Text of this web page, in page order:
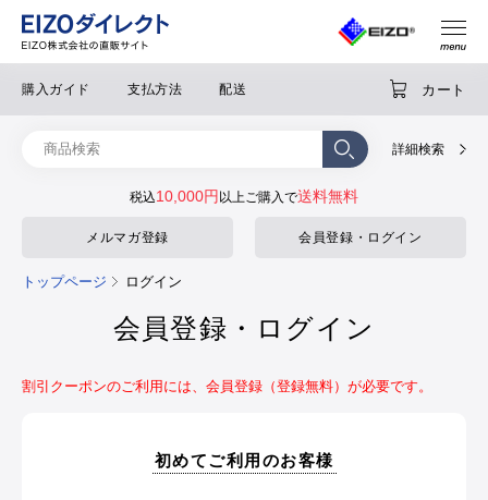
購入ガイド 支払方法 配送 カート
詳細検索
税込10,000円 以上ご購入で送料無料
メルマガ登録 会員登録・ログイン
トップページ ログイン
会員登録・ログイン
割引クーポンのご利用には、会員登録（登録無料）が必要です。
初めてご利用のお客様